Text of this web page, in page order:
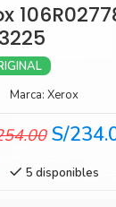
Marca: Xerox
El
original
S/
5 disponibles